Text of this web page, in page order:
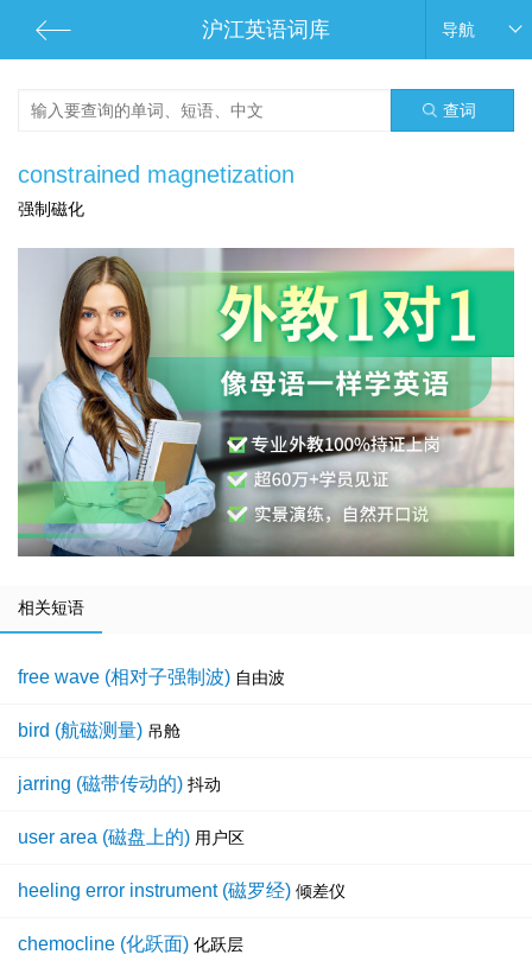
沪江英语词库 导航
查词
constrained magnetization
强制磁化
相关短语
free wave (相对子强制波) 自由波
bird (航磁测量) 吊舱
jarring (磁带传动的) 抖动
user area (磁盘上的) 用户区
heeling error instrument (磁罗经) 倾差仪
chemocline (化跃面) 化跃层